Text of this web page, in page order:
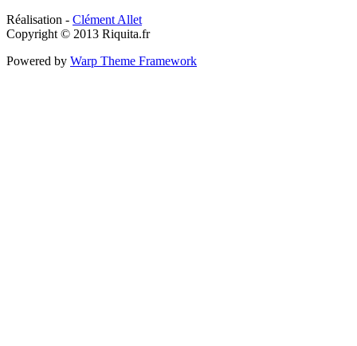
Réalisation - Clément Allet
Copyright © 2013 Riquita.fr
Powered by Warp Theme Framework